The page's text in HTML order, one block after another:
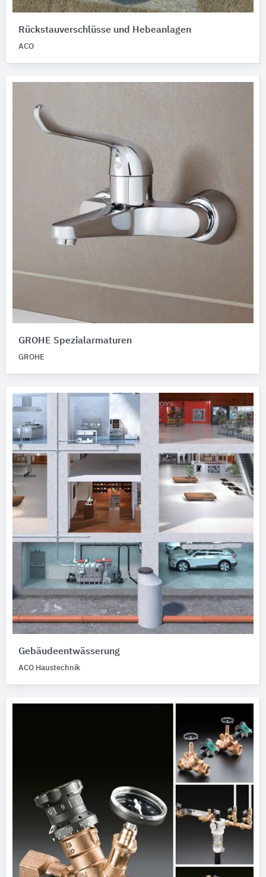
Rückstauverschlüsse und Hebeanlagen
ACO
GROHE Spezialarmaturen
GROHE
Gebäudeentwässerung
ACO Haustechnik